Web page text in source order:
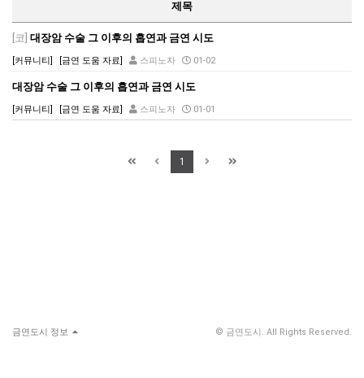
제목
[코] 대장암 수술 그 이후의 흡연과 금연 시도
[커뮤니티] [금연 도움 자료] 스피노자 01-02
대장암 수술 그 이후의 흡연과 금연 시도
[커뮤니티] [금연 도움 자료] 스피노자 01-01
1
금연도시 정보 © 금연도시. All Rights Reserved.